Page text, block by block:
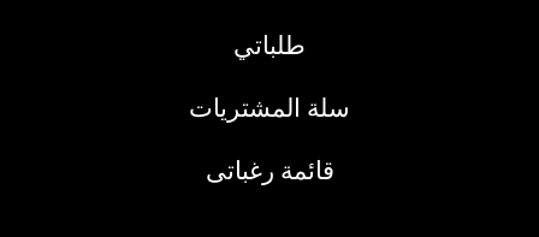
طلباتي
سلة المشتريات
قائمة رغباتى